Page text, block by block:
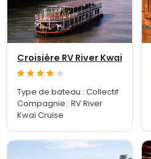
Croisière RV River Kwai
Type de bateau : Collectif
Compagnie : RV River
Kwai Cruise